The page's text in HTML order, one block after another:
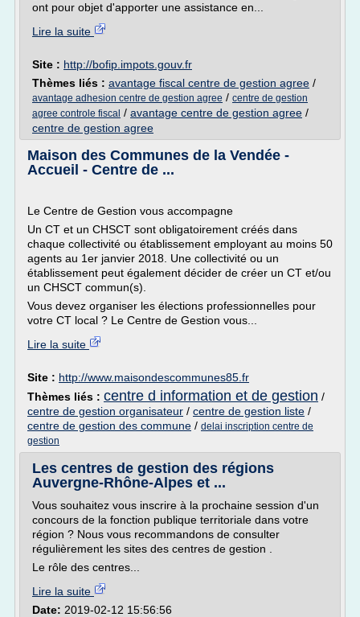
ont pour objet d'apporter une assistance en...
Lire la suite
Site : http://bofip.impots.gouv.fr
Thèmes liés : avantage fiscal centre de gestion agree /
avantage adhesion centre de gestion agree / centre de gestion
agree controle fiscal / avantage centre de gestion agree /
centre de gestion agree
Maison des Communes de la Vendée -
Accueil - Centre de ...
Le Centre de Gestion vous accompagne
Un CT et un CHSCT sont obligatoirement créés dans
chaque collectivité ou établissement employant au moins 50
agents au 1er janvier 2018. Une collectivité ou un
établissement peut également décider de créer un CT et/ou
un CHSCT commun(s).
Vous devez organiser les élections professionnelles pour
votre CT local ? Le Centre de Gestion vous...
Lire la suite
Site : http://www.maisondescommunes85.fr
Thèmes liés : centre d information et de gestion /
centre de gestion organisateur / centre de gestion liste /
centre de gestion des commune / delai inscription centre de
gestion
Les centres de gestion des régions
Auvergne-Rhône-Alpes et ...
Vous souhaitez vous inscrire à la prochaine session d'un
concours de la fonction publique territoriale dans votre
région ? Nous vous recommandons de consulter
régulièrement les sites des centres de gestion .
Le rôle des centres...
Lire la suite
Date: 2019-02-12 15:56:56